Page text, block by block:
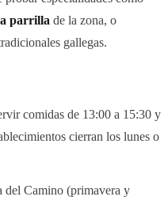
parrilla de la zona, o
gallegas.
comidas de 13:00 a 15:30 y
cierran los lunes o
del Camino (primavera y